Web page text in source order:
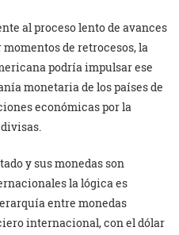
al proceso lento de avances
de retrocesos, la
podría impulsar ese
monetaria de los países de
económicas por la
y sus monedas son
la lógica es
entre monedas
internacional, con el dólar